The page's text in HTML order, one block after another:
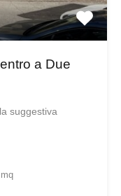
a Due
suggestiva
mq